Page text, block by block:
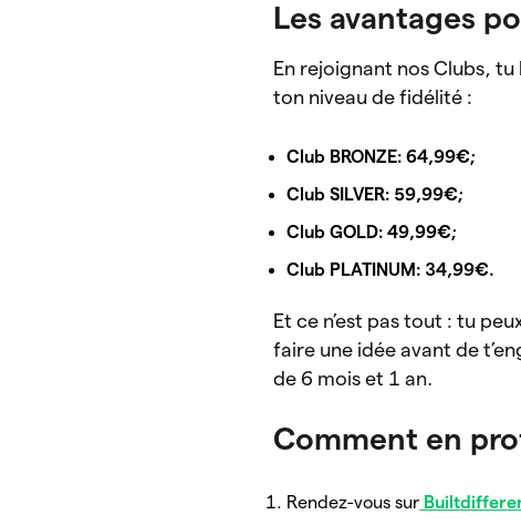
Les avantages
En rejoignant nos Clubs, tu
ton niveau de fidélité :
Club BRONZE:64,99€;
Club SILVER: 59,99€;
Club GOLD: 49,99€;
Club PLATINUM : 34,99€.
Et ce n’est pas tout : tu
faire une idée avant de
de 6 mois et 1 an.
Comment en
Rendez-vous sur